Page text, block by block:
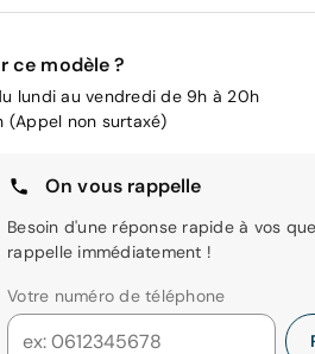
ce modèle ?
lundi au vendredi de 9h à 20h
(Appel non surtaxé)
On vous rappelle
Besoin d'une réponse rapide à vos
rappelle immédiatement !
Votre numéro de téléphone